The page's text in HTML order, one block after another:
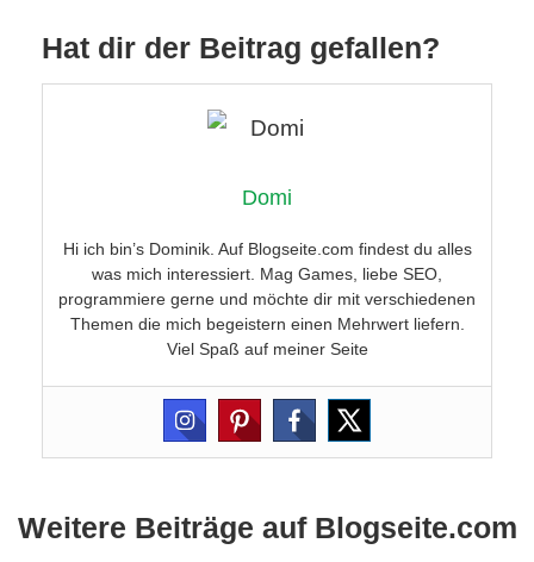
Hat dir der Beitrag gefallen?
Domi
Hi ich bin’s Dominik. Auf Blogseite.com findest du alles
was mich interessiert. Mag Games, liebe SEO,
programmiere gerne und möchte dir mit verschiedenen
Themen die mich begeistern einen Mehrwert liefern.
Viel Spaß auf meiner Seite
Weitere Beiträge auf Blogseite.com